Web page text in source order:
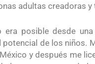
adultas creadoras
posible desde
de los niños.
y después me